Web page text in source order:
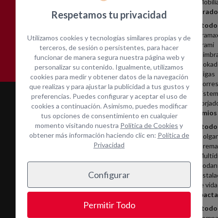
Encofrado
Ver todo
Frami
Vigas
Andamios
Ver todo
de vida
Ver todo
situ
Servicios
Respetamos tu privacidad
Utilizamos cookies y tecnologías similares propias y de
terceros, de sesión o persistentes, para hacer
funcionar de manera segura nuestra página web y
personalizar su contenido. Igualmente, utilizamos
cookies para medir y obtener datos de la navegación
que realizas y para ajustar la publicidad a tus gustos y
preferencias. Puedes configurar y aceptar el uso de
cookies a continuación. Asimismo, puedes modificar
tus opciones de consentimiento en cualquier
momento visitando nuestra Política de Cookies y
obtener más información haciendo clic en: Política de
Privacidad
Configurar
Permitir Todo